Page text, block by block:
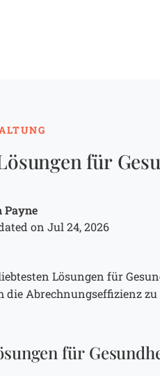
für
Payne
on Jul 24, 2026
Lösungen für
die Abrechnungseffizienz
für